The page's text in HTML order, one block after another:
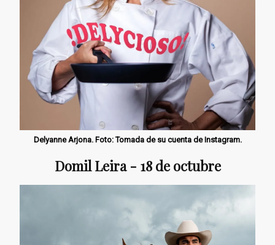
Delyanne Arjona. Foto: Tomada de su cuenta de Instagram.
Domil Leira - 18 de octubre